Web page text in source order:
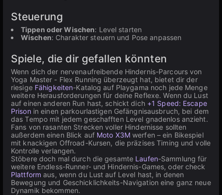
Steuerung
Tippen oder Wischen: Level starten
Wischen: Charakter steuern und Pose anpassen
Spiele, die dir gefallen könnten
Wenn dich der nervenaufreibende Hindernis-Parcours von
Yoga Master - Flex Running überzeugt hat, bietet dir der
riesige Fähigkeiten-Katalog auf Playgama noch jede Menge
weitere Herausforderungen für deine Reflexe. Wenn du Lust
auf einen anderen Run hast, schickt dich +1 Speed: Escape
Prison in einen parkourlastigen Gefängnisausbruch, bei dem
das Tempo mit jedem geschafften Level gnadenlos anzieht.
Fans von rasanten Strecken voller Hindernisse sollten
außerdem einen Blick auf Moto X3Mwerfen – ein Bikespiel
mit knackigen Offroad-Kursen, die präzises Timing und volle
Kontrolle verlangen.
Stöbere doch mal durch die gesamte Laufen-Sammlung für
weitere Endless-Runner- und Hindernis-Games, oder check
Plattform aus, wenn du Lust auf Level hast, in denen
Bewegung und Geschicklichkeits-Navigation eine ganz neue
Dynamik bekommen.